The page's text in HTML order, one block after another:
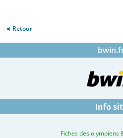
◄ Retour
Info
Fiches des olympiens